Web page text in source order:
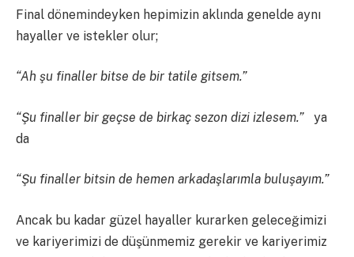
Final dönemindeyken hepimizin aklında genelde aynı
hayaller ve istekler olur;
“Ah şu finaller bitse de bir tatile gitsem.”
“Şu finaller bir geçse de birkaç sezon dizi izlesem.” ya
da
“Şu finaller bitsin de hemen arkadaşlarımla buluşayım.”
Ancak bu kadar güzel hayaller kurarken geleceğimizi
ve kariyerimizi de düşünmemiz gerekir ve kariyerimiz